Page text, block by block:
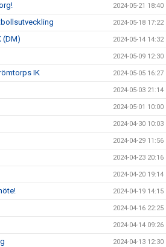
2024-05-21 18:40
2024-05-18 17:22
(DM) 2024-05-14 14:32
2024-05-09 12:30
IK 2024-05-05 16:27
2024-05-03 21:14
2024-05-01 10:00
2024-04-30 10:03
2024-04-29 11:56
2024-04-23 20:16
2024-04-20 19:14
2024-04-19 14:15
2024-04-16 22:25
2024-04-14 09:26
2024-04-13 12:30